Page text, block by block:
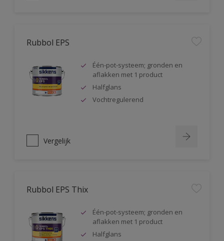
Rubbol EPS
Één-pot-systeem; gronden en
aflakken met 1 product
Halfglans
Vochtregulerend
Vergelijk
Rubbol EPS Thix
Één-pot-systeem; gronden en
aflakken met 1 product
Halfglans